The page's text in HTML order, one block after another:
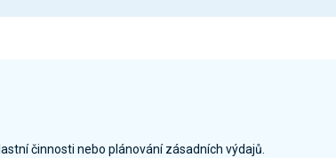
činnosti nebo plánování zásadních výdajů.